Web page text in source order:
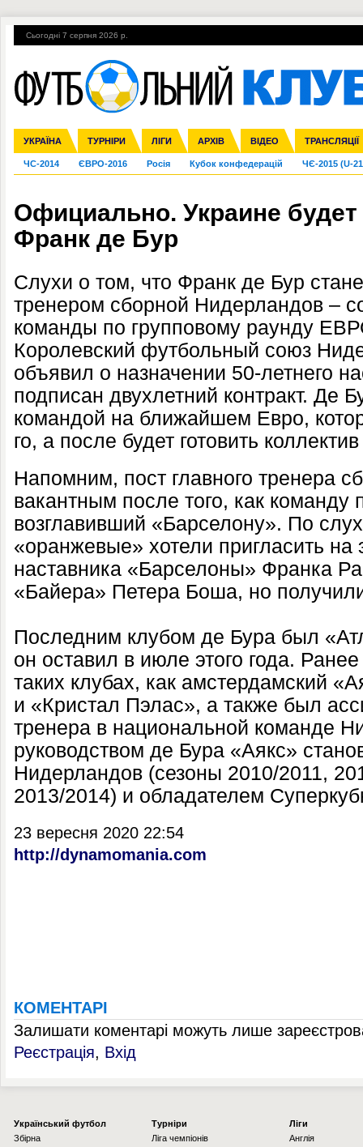
Сьогодні 7 серпня 2026 р.
УКРАЇНА ТУРНІРИ ЛІГИ АРХІВ ВІДЕО ТРАНСЛЯЦІЇ
Збірна Прем'єр-ліга Перша ліга Друга ліга Кубок України
Ліга чемпіонів Ліга Європи Міжнародні Ліга націй Ліга
Англія Іспанія Італія Німеччина Франція Інші
ЧС-2014 ЄВРО-2016 Росія Кубок конфедерацій ЧЄ-2015 (U-
Гарячі теми УПЛ, 1-й тур ВІЙНА УПЛ-ПЕРЕХОДИ
Официально. Украине будет
Франк де Бур
Слухи о том, что Франк де Бур
тренером сборной Нидерландов –
команды по групповому раунду
Королевский футбольный союз
объявил о назначении 50-летнего
подписан двухлетний контракт. Де
командой на ближайшем Евро,
го, а после будет готовить
Напомним, пост главного тренера
вакантным после того, как
возглавивший «Барселону». По
«оранжевые» хотели пригласить на
наставника «Барселоны» Франка
«Байера» Петера Боша, но
Последним клубом де Бура был
он оставил в июле этого года.
таких клубах, как амстердамский
и «Кристал Пэлас», а также был
тренера в национальной команде
руководством де Бура «Аякс»
Нидерландов (сезоны 2010/2011,
2013/2014) и обладателем
23 вересня 2020 22:54
http://dynamomania.com
КОМЕНТАРІ
Залишати коментарі можуть лише
Реєстрація, Вхід
Українcький футбол
Збірна
Турніри
Ліга чемпіонів
Ліги
Англія